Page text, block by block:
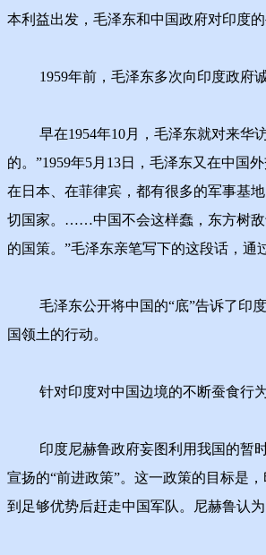
本利益出发，毛泽东和中国政府对印度
1959年前，毛泽东多次向印度政府诚
早在1954年10月，毛泽东就对来华访
的。”1959年5月13日，毛泽东又在中国
在日本、在菲律宾，都有很多的军事基
切国家。……中国不会这样蠢，东方树敌
的国策。”毛泽东亲笔写下的这段话，通
毛泽东公开将中国的“底”告诉了印度
国领土的行动。
针对印度对中国边境的不断蚕食行为
印度尼赫鲁政府妄图利用我国的暂时
宣扬的“前进政策”。这一政策的目标是
到足够优势后赶走中国军队。尼赫鲁认